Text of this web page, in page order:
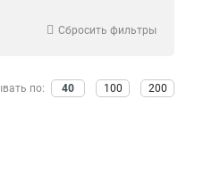
Сбросить фильтры
по: 40 100 200